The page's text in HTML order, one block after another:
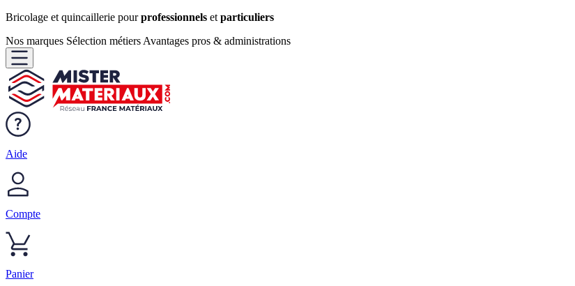
Bricolage et quincaillerie pourprofessionnels et particuliers
Nos marques Sélection métiers Avantages pros & administrations
Aide
Compte
Panier